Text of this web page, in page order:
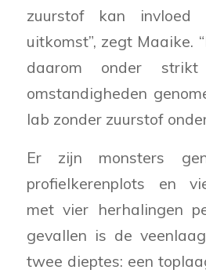
zuurstof kan invloed
uitkomst”, zegt Maaike.
daarom onder strikt
omstandigheden
lab zonder zuurstof
Er zijn monsters
profielkerenplots en
met vier herhalingen
gevallen is de
twee dieptes: een